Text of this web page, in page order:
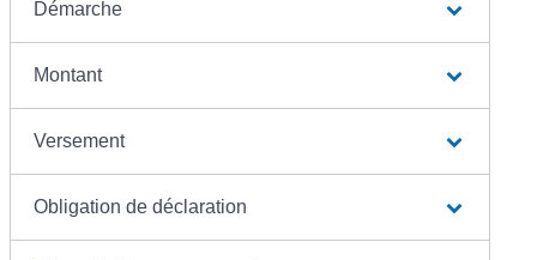
Démarche
Montant
Versement
Obligation de déclaration